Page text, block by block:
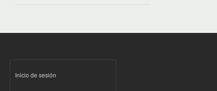
Inicio de sesión